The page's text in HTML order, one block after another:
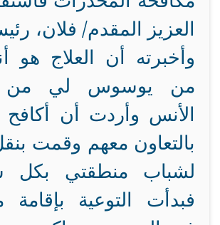
العزيز المقدم/ فلان،
وأخبرته أن العلاج هو
من يوسوس لي من
الأنس وأردت أن أكافح
بالتعاون معهم وقمت
لشباب منطقتي بكل
فبدأت التوعية